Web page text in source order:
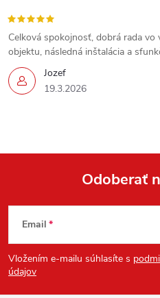
Jozef
19.3.2026
Celková spokojnosť, dobrá rada
objektu, následná inštalácia a
Z
á
p
Odoberať
Email
Vložením e-mailu súhlasíte s
údajov